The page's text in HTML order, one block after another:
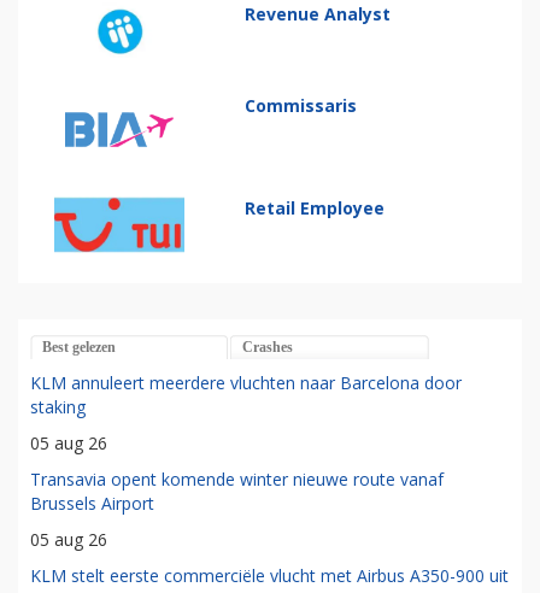
Revenue Analyst
Commissaris
Retail Employee
Best gelezen Crashes
KLM annuleert meerdere vluchten naar Barcelona door
staking
05 aug 26
Transavia opent komende winter nieuwe route vanaf
Brussels Airport
05 aug 26
KLM stelt eerste commerciële vlucht met Airbus A350-900 uit